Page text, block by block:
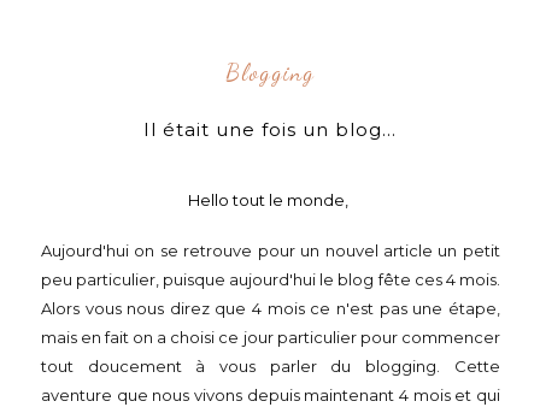
Blogging
Il était une fois un blog...
Hello tout le monde,
Aujourd'hui on se retrouve pour un nouvel article un petit
peu particulier, puisque aujourd'hui le blog fête ces 4 mois.
Alors vous nous direz que 4 mois ce n'est pas une étape,
mais en fait on a choisi ce jour particulier pour commencer
tout doucement à vous parler du blogging. Cette
aventure que nous vivons depuis maintenant 4 mois et qui